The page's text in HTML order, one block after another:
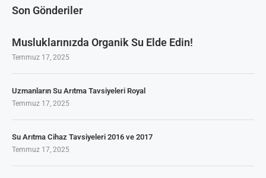
Son Gönderiler
Musluklarınızda Organik Su Elde Edin!
Temmuz 17, 2025
Uzmanların Su Arıtma Tavsiyeleri Royal
Temmuz 17, 2025
Su Arıtma Cihaz Tavsiyeleri 2016 ve 2017
Temmuz 17, 2025